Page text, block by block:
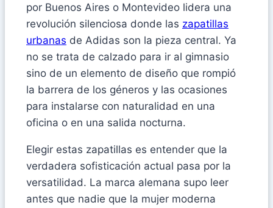
por Buenos Aires o Montevideo lidera una
revolución silenciosa donde las zapatillas
urbanas de Adidas son la pieza central. Ya
no se trata de calzado para ir al gimnasio
sino de un elemento de diseño que rompió
la barrera de los géneros y las ocasiones
para instalarse con naturalidad en una
oficina o en una salida nocturna.
Elegir estas zapatillas es entender que la
verdadera sofisticación actual pasa por la
versatilidad. La marca alemana supo leer
antes que nadie que la mujer moderna